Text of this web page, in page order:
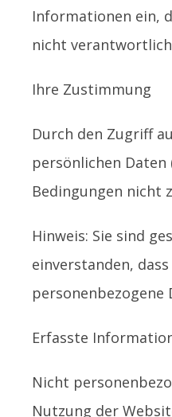
Informationen ein,
nicht
Ihre Zustimmung
Durch den Zugriff
persönlichen
Bedingungen nicht
Hinweis: Sie sind
einverstanden,
Erfasste
Nicht
Nutzung der